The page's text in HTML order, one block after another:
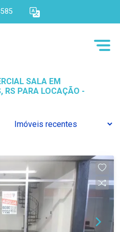
SALA EM
RS PARA LOCAÇÃO -